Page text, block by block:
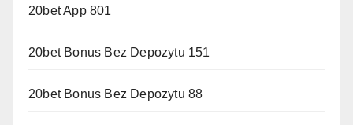
20bet App 801
20bet Bonus Bez Depozytu 151
20bet Bonus Bez Depozytu 88